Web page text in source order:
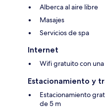
Alberca al aire libre
Masajes
Servicios de spa
Internet
Wifi gratuito con
Estacionamiento y
Estacionamiento
de 5 m